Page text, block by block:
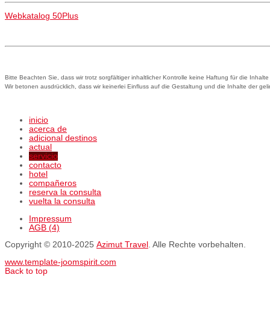
Webkatalog 50Plus
Bitte Beachten Sie, dass wir trotz sorgfältiger inhaltlicher Kontrolle keine Haftung für die
Wir betonen ausdrücklich, dass wir keinerlei Einfluss auf die Gestaltung und die Inhalte der
inicio
acerca de
adicional destinos
actual
servicio
contacto
hotel
compañeros
reserva la consulta
vuelta la consulta
Impressum
AGB (4)
Copyright © 2010-2025 Azimut Travel . Alle Rechte vorbehalten.
www.template-joomspirit.com
Back to top